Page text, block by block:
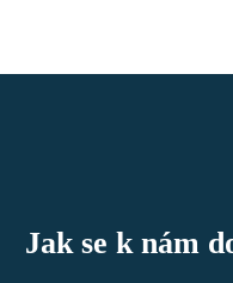
Jak se k nám